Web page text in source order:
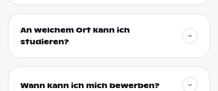
An welchem Ort kann ich
studieren?
Wann kann ich mich bewerben?